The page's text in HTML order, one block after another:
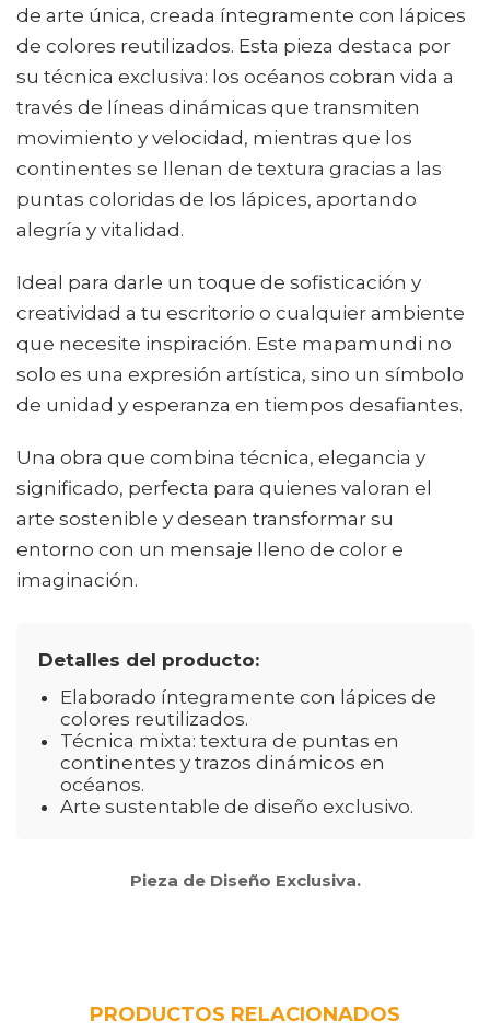
de arte única, creada íntegramente con lápices
de colores reutilizados. Esta pieza destaca por
su técnica exclusiva: los océanos cobran vida a
través de líneas dinámicas que transmiten
movimiento y velocidad, mientras que los
continentes se llenan de textura gracias a las
puntas coloridas de los lápices, aportando
alegría y vitalidad.
Ideal para darle un toque de sofisticación y
creatividad a tu escritorio o cualquier ambiente
que necesite inspiración. Este mapamundi no
solo es una expresión artística, sino un símbolo
de unidad y esperanza en tiempos desafiantes.
Una obra que combina técnica, elegancia y
significado, perfecta para quienes valoran el
arte sostenible y desean transformar su
entorno con un mensaje lleno de color e
imaginación.
Detalles del producto:
Elaborado íntegramente con lápices de
colores reutilizados.
Técnica mixta: textura de puntas en
continentes y trazos dinámicos en
océanos.
Arte sustentable de diseño exclusivo.
Pieza de Diseño Exclusiva.
PRODUCTOS RELACIONADOS